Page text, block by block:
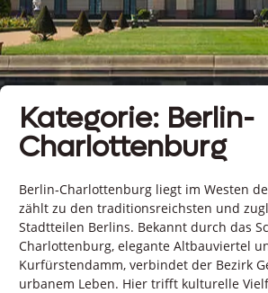
Kategorie: Berlin-
Charlottenburg
Berlin‑Charlottenburg liegt im Westen
zählt zu den traditionsreichsten und
Stadtteilen Berlins. Bekannt durch das
Charlottenburg, elegante Altbauviertel
Kurfürstendamm, verbindet der Bezirk
urbanem Leben. Hier trifft kulturelle